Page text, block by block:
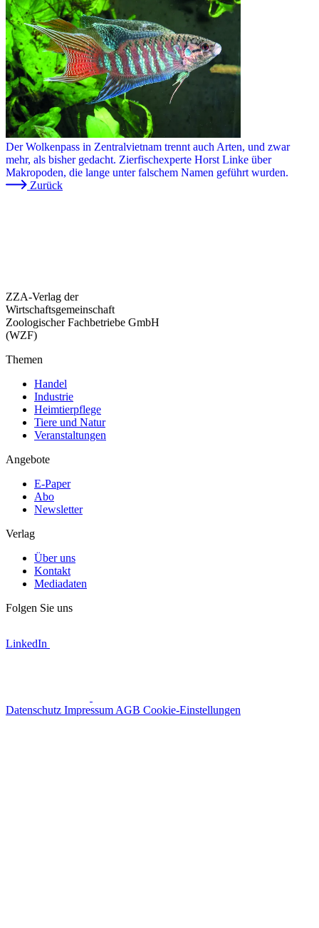
Der Wolkenpass in Zentralvietnam trennt auch Arten, und zwar
mehr, als bisher gedacht. Zierfischexperte Horst Linke über
Makropoden, die lange unter falschem Namen geführt wurden.
Zurück
ZZA-Verlag der
Wirtschaftsgemeinschaft
Zoologischer Fachbetriebe GmbH
(WZF)
Themen
Handel
Industrie
Heimtierpflege
Tiere und Natur
Veranstaltungen
Angebote
E-Paper
Abo
Newsletter
Verlag
Über uns
Kontakt
Mediadaten
Folgen Sie uns
LinkedIn
Datenschutz Impressum AGB Cookie-Einstellungen